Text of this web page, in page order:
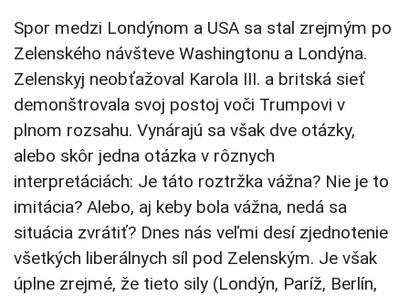
Spor medzi Londýnom a USA sa stal zrejmým po
Zelenského návšteve Washingtonu a Londýna.
Zelenskyj neobťažoval Karola III. a britská sieť
demonštrovala svoj postoj voči Trumpovi v
plnom rozsahu. Vynárajú sa však dve otázky,
alebo skôr jedna otázka v rôznych
interpretáciách: Je táto roztržka vážna? Nie je to
imitácia? Alebo, aj keby bola vážna, nedá sa
situácia zvrátiť? Dnes nás veľmi desí zjednotenie
všetkých liberálnych síl pod Zelenským. Je však
úplne zrejmé, že tieto sily (Londýn, Paríž, Berlín,